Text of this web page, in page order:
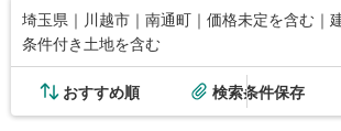
埼玉県｜川越市｜南通町｜価格未定を含む｜
条件付き土地を含む
おすすめ順 検索条件保存